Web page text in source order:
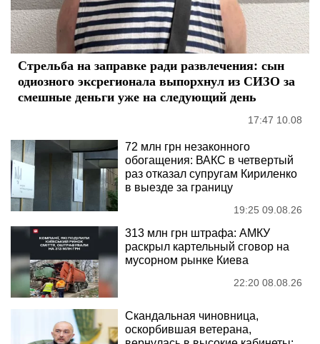
Стрельба на заправке ради развлечения: сын
одиозного эксрегионала выпорхнул из СИЗО за
смешные деньги уже на следующий день
17:47 10.08
72 млн грн незаконного
обогащения: ВАКС в четвертый
раз отказал супругам Кириленко
в выезде за границу
19:25 09.08.26
313 млн грн штрафа: АМКУ
раскрыл картельный сговор на
мусорном рынке Киева
22:20 08.08.26
Скандальная чиновница,
оскорбившая ветерана,